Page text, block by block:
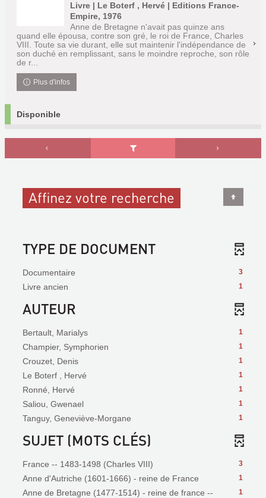
Livre | Le Boterf , Hervé | Editions France-
Empire, 1976
Anne de Bretagne n'avait pas quinze ans
quand elle épousa, contre son gré, le roi de France, Charles
VIII. Toute sa vie durant, elle sut maintenir l'indépendance de
son duché en remplissant, sans le moindre reproche, son rôle
de r...
Plus d'infos
Disponible
Affinez votre recherche
TYPE DE DOCUMENT
3
Documentaire
1
Livre ancien
AUTEUR
1
Bertault, Marialys
1
Champier, Symphorien
1
Crouzet, Denis
1
Le Boterf , Hervé
1
Ronné, Hervé
1
Saliou, Gwenael
1
Tanguy, Geneviève-Morgane
SUJET (MOTS CLÉS)
3
France -- 1483-1498 (Charles VIII)
1
Anne d'Autriche (1601-1666) - reine de France
1
Anne de Bretagne (1477-1514) - reine de france --